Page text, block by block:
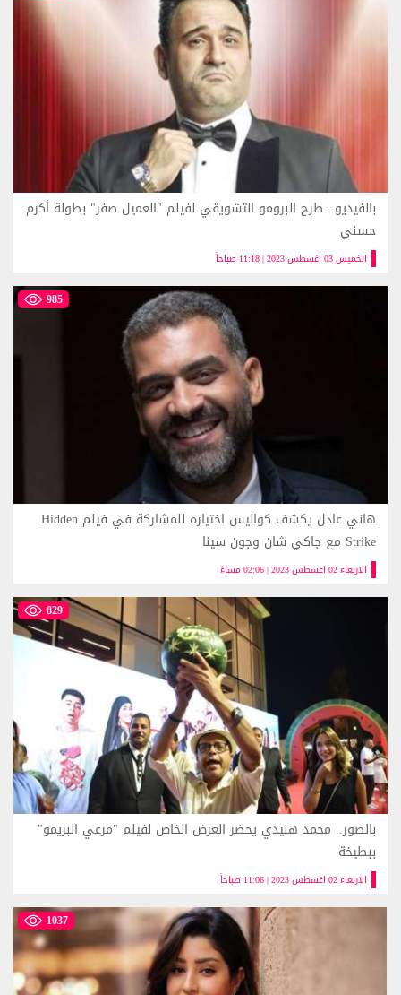
الخميس 03 اغسطس 2023 | 11:18 صباحاً
بالفيديو.. طرح البرومو التشويقي لفيلم "العميل صفر" بطولة أكرم
حسني
985
الاربعاء 02 اغسطس 2023 | 02:06 مساءً
هاني عادل يكشف كواليس اختياره للمشاركة في فيلم Hidden
Strike مع جاكي شان وجون سينا
829
الاربعاء 02 اغسطس 2023 | 11:06 صباحاً
بالصور.. محمد هنيدي يحضر العرض الخاص لفيلم "مرعي البريمو"
ببطيخة
1037